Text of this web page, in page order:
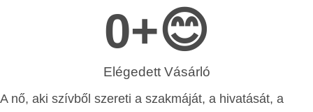
Elégedett Vásárló
0+😊
A nő, aki szívből szereti a szakmáját, a hivatását, a